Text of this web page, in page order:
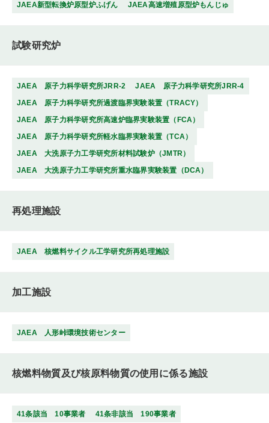
JAEA新型転換炉原型炉ふげん JAEA高速増殖原型炉もんじゅ
試験研究炉
JAEA 原子力科学研究所JRR-2
JAEA 原子力科学研究所JRR-4
JAEA 原子力科学研究所過渡臨界実験装置（TRACY）
JAEA 原子力科学研究所高速炉臨界実験装置（FCA）
JAEA 原子力科学研究所軽水臨界実験装置（TCA）
JAEA 大洗原子力工学研究所材料試験炉（JMTR）
JAEA 大洗原子力工学研究所重水臨界実験装置（DCA）
再処理施設
JAEA 核燃料サイクル工学研究所再処理施設
加工施設
JAEA 人形峠環境技術センター
核燃料物質及び核原料物質の使用に係る施設
41条該当 10事業者 41条非該当 190事業者